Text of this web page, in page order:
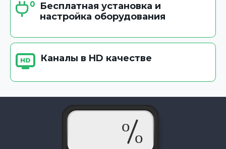
Бесплатная установка и
настройка оборудования
Каналы в HD качестве